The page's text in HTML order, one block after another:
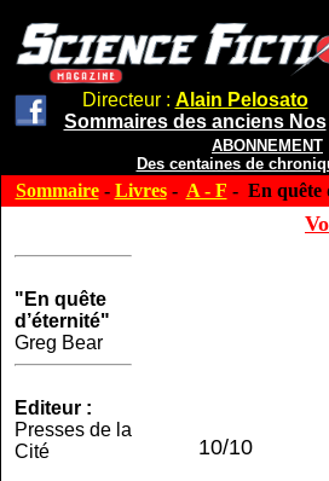
Directeur : Alain Pelosato
Sommaires des anciens Nos
ABONNEMENT
Des centaines de
Sommaire- Livres- A - F - En quête
"En quête
d’éternité"
Greg Bear
Editeur :
Presses de la
Cité
10/10